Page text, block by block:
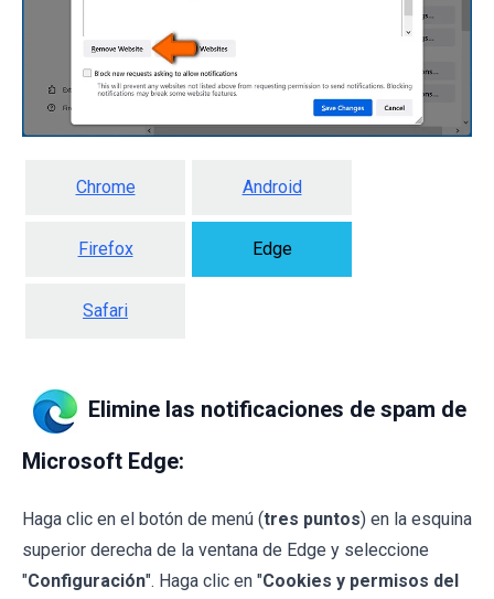
Chrome Android
Firefox Edge
Safari
Elimine las notificaciones de spam de
Microsoft Edge:
Haga clic en el botón de menú (tres puntos) en la esquina
superior derecha de la ventana de Edge y seleccione
"Configuración". Haga clic en "Cookies y permisos del